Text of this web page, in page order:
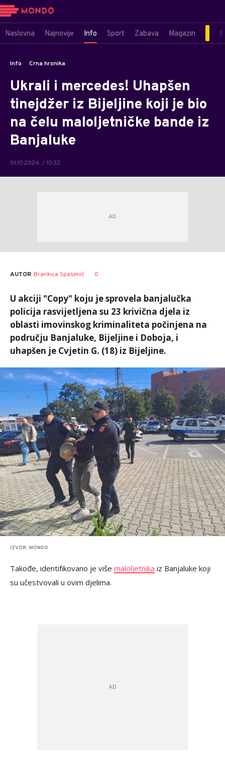
Naslovna Najnovije Info Sport Zabava Magazin
Info Crna hronika
Ukrali i mercedes! Uhapšen
tinejdžer iz Bijeljine koji je bio
na čelu maloljetničke bande iz
Banjaluke
01.10.2024. / 10:32
AUTOR Brankica Spasenić 0
U akciji "Copy" koju je sprovela banjalučka
policija rasvijetljena su 23 krivična djela iz
oblasti imovinskog kriminaliteta počinjena na
području Banjaluke, Bijeljine i Doboja, i
uhapšen je Cvjetin G. (18) iz Bijeljine.
IZVOR: MONDO
Takođe, identifikovano je više maloljetnika iz Banjaluke koji
su učestvovali u ovim djelima.